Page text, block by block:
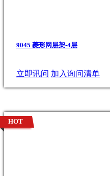
9045 菱形网层架-4层
立即讯问 加入询问清单
HOT